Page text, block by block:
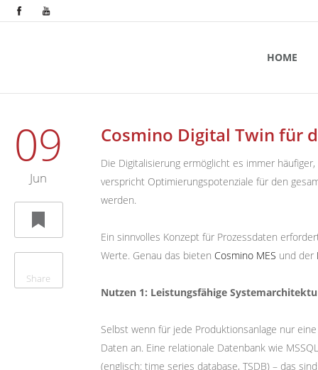
HOME
09
Jun
Share
Cosmino Digital Twin für
Die Digitalisierung ermöglicht es immer
verspricht Optimierungspotenziale für den
werden.
Ein sinnvolles Konzept für Prozessdaten
Werte. Genau das bieten Cosmino MES und der
Nutzen 1: Leistungsfähige
Selbst wenn für jede Produktionsanlage nur
Daten an. Eine relationale Datenbank wie
(englisch: time series database, TSDB) – das